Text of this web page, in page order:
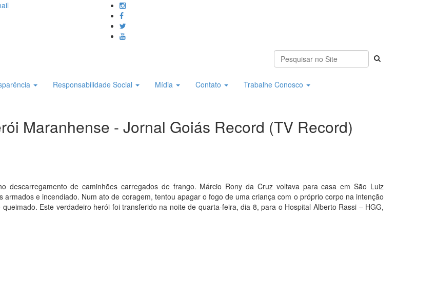
Responsabilidade Social Mídia Contato Trabalhe Conosco
Maranhense - Jornal Goiás Record (TV Record)
descarregamento de caminhões carregados de frango. Márcio Rony da Cruz voltava para casa em São Luiz
e incendiado. Num ato de coragem, tentou apagar o fogo de uma criança com o próprio corpo na intenção
Este verdadeiro herói foi transferido na noite de quarta-feira, dia 8, para o Hospital Alberto Rassi – HGG,